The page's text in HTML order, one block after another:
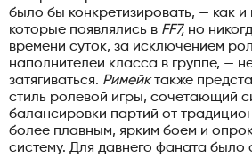
было бы конкретизировать, — как
которые появлялись в FF7, но
времени суток, за исключением
наполнителей класса в группе, —
затягиваться. Римейктакже
стиль ролевой игры, сочетающий
балансировки партий от
более плавным, ярким боем и
систему. Для давнего фаната было